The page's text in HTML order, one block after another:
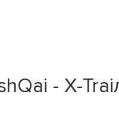
- X-